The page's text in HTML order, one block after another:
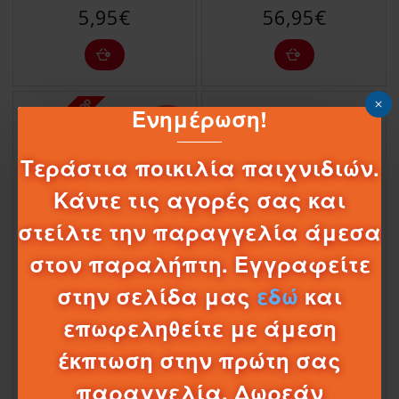
Ενημέρωση!
Τεράστια ποικιλία παιχνιδιών.
Κάντε τις αγορές σας και
στείλτε την παραγγελία άμεσα
στον παραλήπτη. Εγγραφείτε
στην σελίδα μας εδώ και
επωφεληθείτε με άμεση
έκπτωση στην πρώτη σας
παραγγελία. Δωρεάν
5,95€ 56,95€
Προσφορά Eshop -6 %
04 16 19 41
BR002685
BRUDER ΑΣΤΥΝΟΜΙΚΟ ΕΙΔΙΚΩΝ
ΔΥΝΑΜΕΩΝ MERCEDES BENZ
SPRINTER/2
74,45€ 78,95€
1-085391 FJN34 FJN38
HOT WHEELS ΑΝΑΔΙΠΛΟΥΜΕΝΗ ΠΙΣΤΑ
- GHOST GARAGE (FJN38)
13,95€